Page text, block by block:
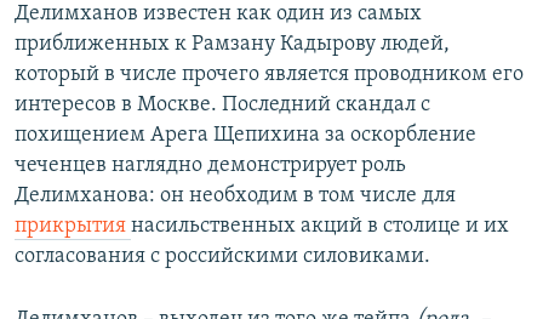
Делимханов известен как один из самых
приближенных к Рамзану Кадырову людей,
который в числе прочего является проводником его
интересов в Москве. Последний скандал с
похищением Арега Щепихина за оскорбление
чеченцев наглядно демонстрирует роль
Делимханова: он необходим в том числе для
прикрытия насильственных акций в столице и их
согласования с российскими силовиками.